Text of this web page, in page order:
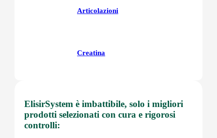
Articolazioni
Creatina
ElisirSystem è imbattibile, solo i migliori
prodotti selezionati con cura e rigorosi
controlli: